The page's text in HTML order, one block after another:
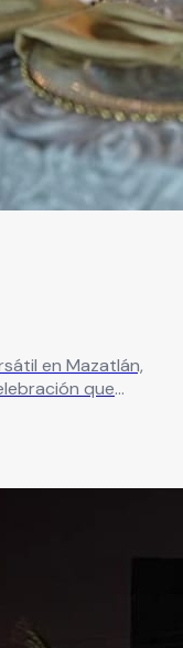
en Mazatlán,
que
inolvidable,
junto a tus seres
de encanto.